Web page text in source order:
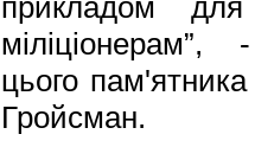
прикладом
цього
Гройсман.